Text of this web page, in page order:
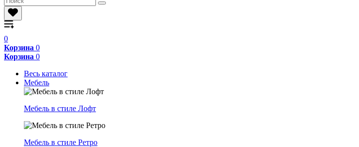
0
Корзина 0
Корзина 0
Весь каталог
Мебель
Мебель в стиле Лофт
Мебель в стиле Ретро